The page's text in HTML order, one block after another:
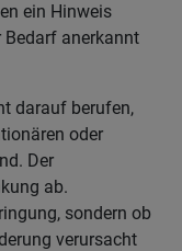
ein Hinweis
Bedarf anerkannt
darauf berufen,
oder
Der
ab.
sondern ob
verursacht